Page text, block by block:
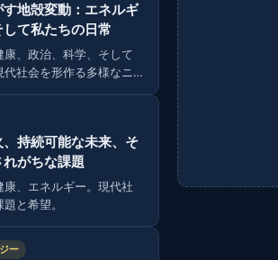
地殻変動：エネルギ
て私たちの日常
康、政治、科学、そして
代社会を形作る多様なニ
、持続可能な未来、そ
れがちな課題
康、エネルギー。現代社
と希望。
ー